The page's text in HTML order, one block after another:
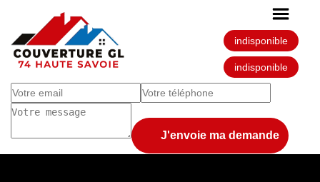
indisponible
indisponible
Demandez votre devis
gratuitement